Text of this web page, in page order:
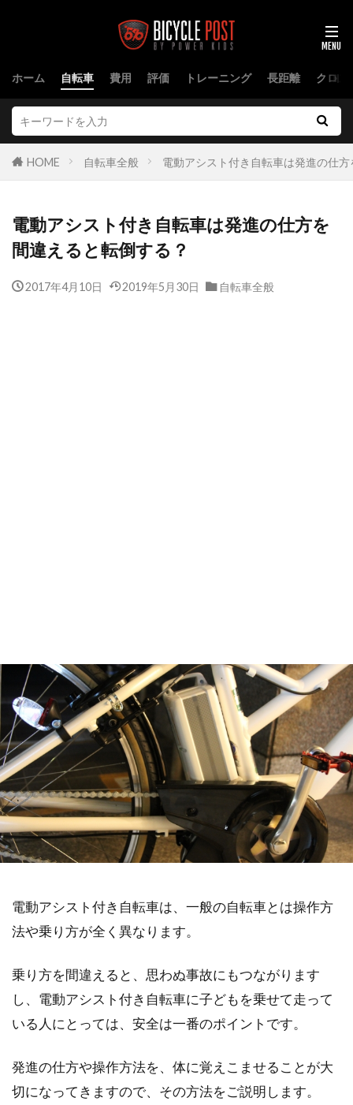
ホーム 自転車 費用 評価 トレーニング 長距離 クロス
HOME 自転車全般 電動アシスト付き自転車は発進の仕
電動アシスト付き自転車は発進の仕方を
間違えると転倒する？
2017年4月10日 2019年5月30日 自転車全般
電動アシスト付き自転車は、一般の自転車とは操作方
法や乗り方が全く異なります。
乗り方を間違えると、思わぬ事故にもつながります
し、電動アシスト付き自転車に子どもを乗せて走って
いる人にとっては、安全は一番のポイントです。
発進の仕方や操作方法を、体に覚えこませることが大
切になってきますので、その方法をご説明します。